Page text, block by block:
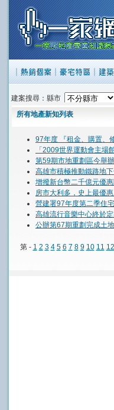
建案搜尋：縣市
所有地產新知列表
97年度 『租金、購置、
「2009世界運動會主場
第59期市地重劃區今舉
高雄市積極推動鐵路地
增撥新台幣二千億元優
房市大利多，史上最優
營建署97年度第二季住
高雄流行音樂中心終於
公辦第67期重劃完成土
第 - 1 2 3 4 5 6 7 8 9 10 11 12